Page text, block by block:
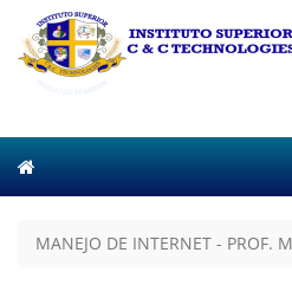
MANEJO DE INTERNET - PROF.